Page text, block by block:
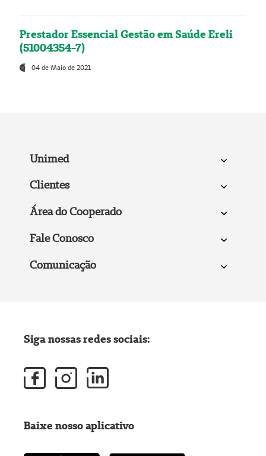
Prestador Essencial Gestão em Saúde Ereli
(51004354-7)
04 de Maio de 2021
Unimed
Clientes
Área do Cooperado
Fale Conosco
Comunicação
Siga nossas redes sociais:
Baixe nosso aplicativo